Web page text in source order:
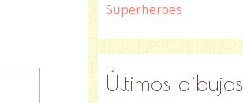
Superheroes
Últimos dibujos